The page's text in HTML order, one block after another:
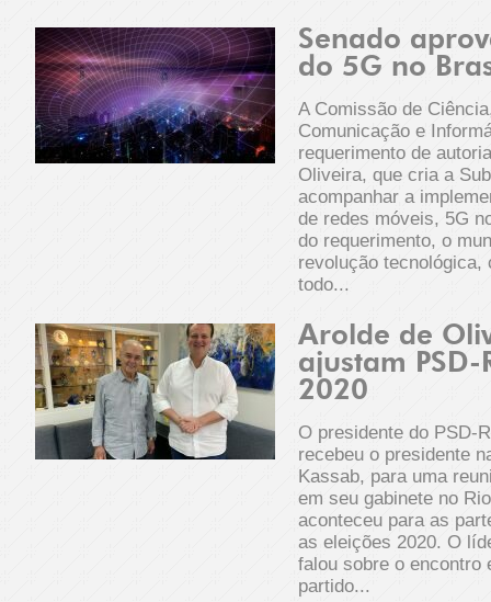
Senado
do 5G no
A Comissão de
Comunicação e
requerimento de
Oliveira, que cria a
acompanhar a
de redes móveis, 5G
do requerimento, o
revolução tecnológica,
todo...
Arolde de
ajustam
2020
O presidente do PSD-
recebeu o presidente
Kassab, para uma
em seu gabinete no
aconteceu para as
as eleições 2020. O
falou sobre o encontro
partido...